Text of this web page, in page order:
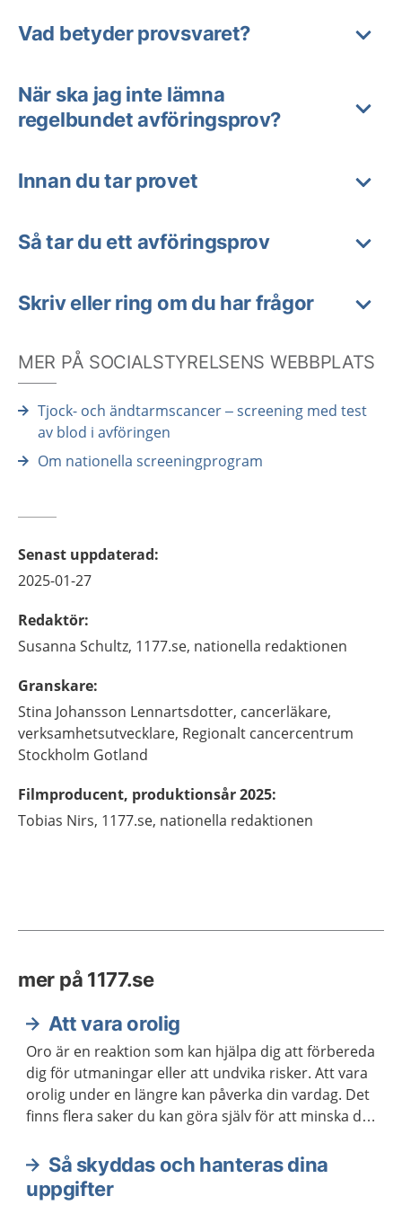
Vad betyder provsvaret?
När ska jag inte lämna
regelbundet avföringsprov?
Innan du tar provet
Så tar du ett avföringsprov
Skriv eller ring om du har frågor
MER PÅ SOCIALSTYRELSENS WEBBPLATS
Tjock- och ändtarmscancer – screening med test
av blod i avföringen
Om nationella screeningprogram
Senast uppdaterad:
2025-01-27
Redaktör:
Susanna Schultz, 1177.se, nationella redaktionen
Granskare:
Stina Johansson Lennartsdotter, cancerläkare,
verksamhetsutvecklare, Regionalt cancercentrum
Stockholm Gotland
Filmproducent, produktionsår 2025:
Tobias Nirs, 1177.se, nationella redaktionen
mer på 1177.se
Att vara orolig
Oro är en reaktion som kan hjälpa dig att förbereda
dig för utmaningar eller att undvika risker. Att vara
orolig under en längre kan påverka din vardag. Det
finns flera saker du kan göra själv för att minska din
Så skyddas och hanteras dina
uppgifter